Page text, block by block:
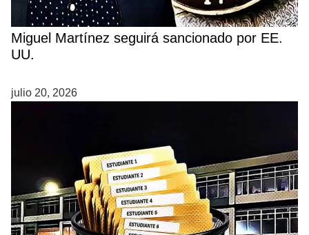
Miguel Martínez seguirá sancionado por EE.
UU.
julio 20, 2026